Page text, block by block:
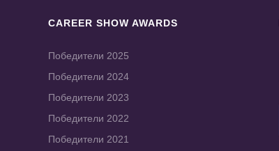
CAREER SHOW AWARDS
Победители 2025
Победители 2024
Победители 2023
Победители 2022
Победители 2021